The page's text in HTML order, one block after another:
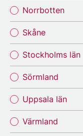
Norrbotten
Skåne
Stockholms län
Sörmland
Uppsala län
Värmland